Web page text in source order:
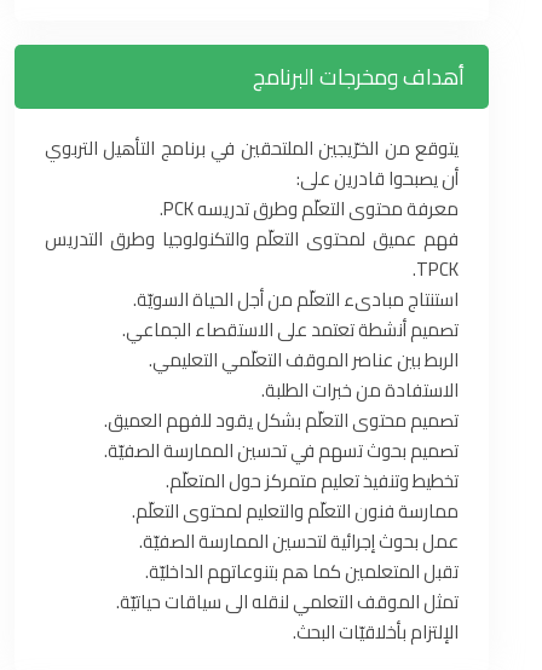
أهداف ومخرجات البرنامج
يتوقع من الخرّيجين الملتحقين في برنامج التأهيل التربوي
أن يصبحوا قادرين على:
معرفة محتوى التعلّم وطرق تدريسه PCK.
فهم عميق لمحتوى التعلّم والتكنولوجيا وطرق التدريس
TPCK.
استنتاج مبادىء التعلّم من أجل الحياة السويّة.
تصميم أنشطة تعتمد على الاستقصاء الجماعي.
الربط بين عناصر الموقف التعلّمي التعليمي.
الاستفادة من خبرات الطلبة.
تصميم محتوى التعلّم بشكل يقود للفهم العميق.
تصميم بحوث تسهم في تحسين الممارسة الصفيّة.
تخطيط وتنفيذ تعليم متمركز حول المتعلّم.
ممارسة فنون التعلّم والتعليم لمحتوى التعلّم.
عمل بحوث إجرائية لتحسين الممارسة الصفيّة.
تقبل المتعلمين كما هم بتنوعاتهم الداخليّة.
تمثل الموقف التعلمي لنقله الى سياقات حياتيّة.
الإلتزام بأخلاقيّات البحث.